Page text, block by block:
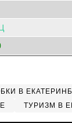
В
ТУРИЗМ В